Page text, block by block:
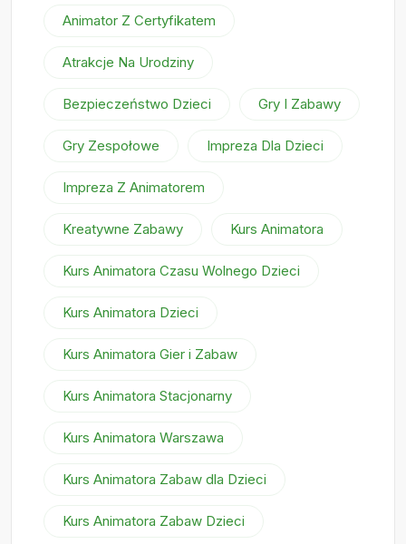
Animator Z Certyfikatem
Atrakcje Na Urodziny
Bezpieczeństwo Dzieci Gry I Zabawy
Gry Zespołowe Impreza Dla Dzieci
Impreza Z Animatorem
Kreatywne Zabawy Kurs Animatora
Kurs Animatora Czasu Wolnego Dzieci
Kurs Animatora Dzieci
Kurs Animatora Gier i Zabaw
Kurs Animatora Stacjonarny
Kurs Animatora Warszawa
Kurs Animatora Zabaw dla Dzieci
Kurs Animatora Zabaw Dzieci